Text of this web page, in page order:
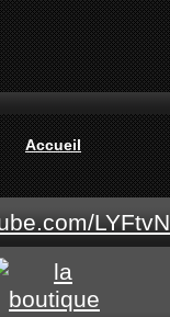
Accueil